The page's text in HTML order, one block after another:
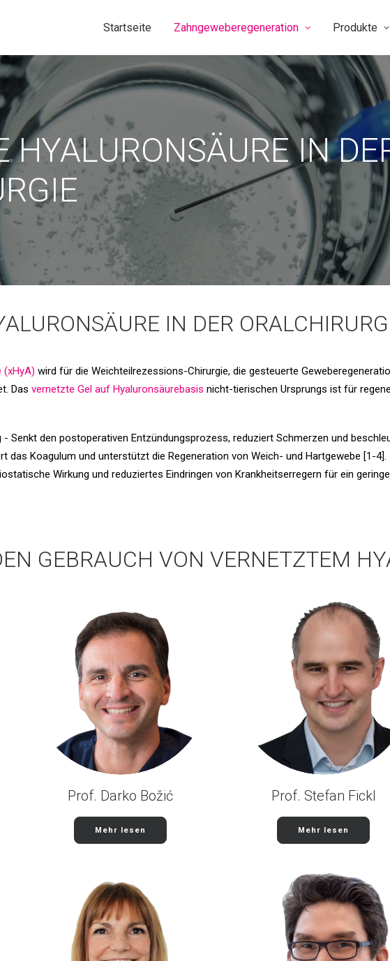
Startseite Zahngeweberegeneration Produkte
HYALURONSÄURE IN
IN DER
(xHyA) wird für die Weichteilrezessions-Chirurgie, die gesteuerte
Das vernetzte Gel auf Hyaluronsäurebasis nicht-tierischen Ursprungs ist für
- Senkt den postoperativen Entzündungsprozess, reduziert Schmerzen und
das Koagulum und unterstützt die Regeneration von Weich- und Hartgewebe [1-4].
Wirkung und reduziertes Eindringen von Krankheitserregern für ein
GEBRAUCH VON VERNETZTEM
Prof. Darko Božić
Mehr lesen
Prof. Stefan Fickl
Mehr lesen